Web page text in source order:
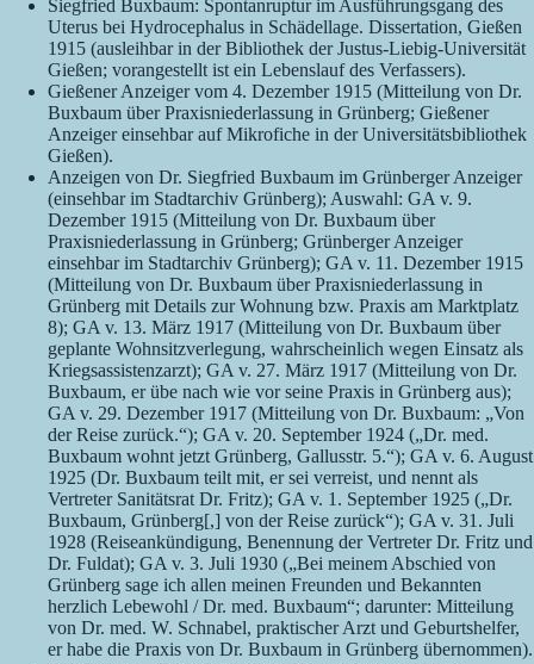
Siegfried Buxbaum: Spontanruptur im Ausführungsgang des
Uterus bei Hydrocephalus in Schädellage. Dissertation, Gießen
1915 (ausleihbar in der Bibliothek der Justus-Liebig-Universität
Gießen; vorangestellt ist ein Lebenslauf des Verfassers).
Gießener Anzeiger vom 4. Dezember 1915 (Mitteilung von Dr.
Buxbaum über Praxisniederlassung in Grünberg; Gießener
Anzeiger einsehbar auf Mikrofiche in der Universitätsbibliothek
Gießen).
Anzeigen von Dr. Siegfried Buxbaum im Grünberger Anzeiger
(einsehbar im Stadtarchiv Grünberg); Auswahl: GA v. 9.
Dezember 1915 (Mitteilung von Dr. Buxbaum über
Praxisniederlassung in Grünberg; Grünberger Anzeiger
einsehbar im Stadtarchiv Grünberg); GA v. 11. Dezember 1915
(Mitteilung von Dr. Buxbaum über Praxisniederlassung in
Grünberg mit Details zur Wohnung bzw. Praxis am Marktplatz
8); GA v. 13. März 1917 (Mitteilung von Dr. Buxbaum über
geplante Wohnsitzverlegung, wahrscheinlich wegen Einsatz als
Kriegsassistenzarzt); GA v. 27. März 1917 (Mitteilung von Dr.
Buxbaum, er übe nach wie vor seine Praxis in Grünberg aus);
GA v. 29. Dezember 1917 (Mitteilung von Dr. Buxbaum: „Von
der Reise zurück.“); GA v. 20. September 1924 („Dr. med.
Buxbaum wohnt jetzt Grünberg, Gallusstr. 5.“); GA v. 6. August
1925 (Dr. Buxbaum teilt mit, er sei verreist, und nennt als
Vertreter Sanitätsrat Dr. Fritz); GA v. 1. September 1925 („Dr.
Buxbaum, Grünberg[,] von der Reise zurück“); GA v. 31. Juli
1928 (Reiseankündigung, Benennung der Vertreter Dr. Fritz und
Dr. Fuldat); GA v. 3. Juli 1930 („Bei meinem Abschied von
Grünberg sage ich allen meinen Freunden und Bekannten
herzlich Lebewohl / Dr. med. Buxbaum“; darunter: Mitteilung
von Dr. med. W. Schnabel, praktischer Arzt und Geburtshelfer,
er habe die Praxis von Dr. Buxbaum in Grünberg übernommen).